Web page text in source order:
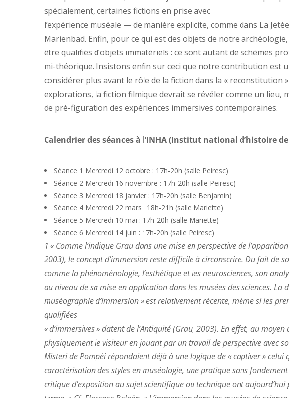
spécialement, certaines fictions en prise avec
l’expérience muséale — de manière explicite, comme dans La
Marienbad. Enfin, pour ce qui est des objets de notre
être qualifiés d’objets immatériels : ce sont autant de schèmes
mi-théorique. Insistons enfin sur ceci que notre contribution est
considérer plus avant le rôle de la fiction dans la « reconstitution
explorations, la fiction filmique devrait se révéler comme un lieu,
de pré-figuration des expériences immersives contemporaines.
Calendrier des séances à l’INHA (Institut national d’histoire de
Séance 1 Mercredi 12 octobre : 17h-20h (salle Peiresc)
Séance 2 Mercredi 16 novembre : 17h-20h (salle Peiresc)
Séance 3 Mercredi 18 janvier : 17h-20h (salle Benjamin)
Séance 4 Mercredi 22 mars : 18h-21h (salle Mariette)
Séance 5 Mercredi 10 mai : 17h-20h (salle Mariette)
Séance 6 Mercredi 14 juin : 17h-20h (salle Peiresc)
1 « Comme l’indique Grau dans une mise en perspective de
2003), le concept d’immersion reste difficile à circonscrire. Du fait de
comme la phénoménologie, l’esthétique et les neurosciences, son
au niveau de sa mise en application dans les musées des sciences. La
muséographie d’immersion » est relativement récente, même si les
qualifiées
« d’immersives » datent de l’Antiquité (Grau, 2003). En effet, au
physiquement le visiteur en jouant par un travail de perspective avec
Misteri de Pompéi répondaient déjà à une logique de « captiver » celui
caractérisation des styles en muséologie, une pratique sans
critique d’exposition au sujet scientifique ou technique ont